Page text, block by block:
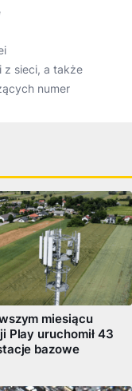
z sieci, a także
numer
miesiącu
Play uruchomił 43
bazowe